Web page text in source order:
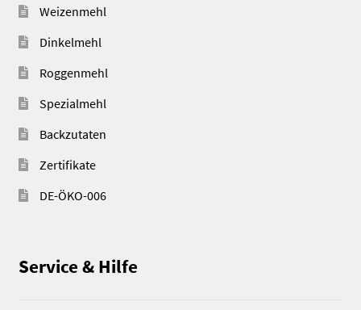
Weizenmehl
Dinkelmehl
Roggenmehl
Spezialmehl
Backzutaten
Zertifikate
DE-ÖKO-006
Service & Hilfe